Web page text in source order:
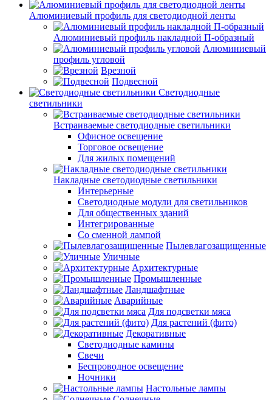
Алюминиевый профиль для светодиодной ленты
Алюминиевый профиль накладной П-образный
Алюминиевый
профиль угловой
Врезной
Подвесной
Светодиодные
светильники
Встраиваемые светодиодные светильники
Офисное освещение
Торговое освещение
Для жилых помещений
Накладные светодиодные светильники
Интерьерные
Светодиодные модули для светильников
Для общественных зданий
Интегрированные
Со сменной лампой
Пылевлагозащищенные
Уличные
Архитектурные
Промышленные
Ландшафтные
Аварийные
Для подсветки мяса
Для растений (фито)
Декоративные
Светодиодные камины
Свечи
Беспроводное освещение
Ночники
Настольные лампы